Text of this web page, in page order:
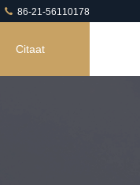
86-21-56110178
Citaat